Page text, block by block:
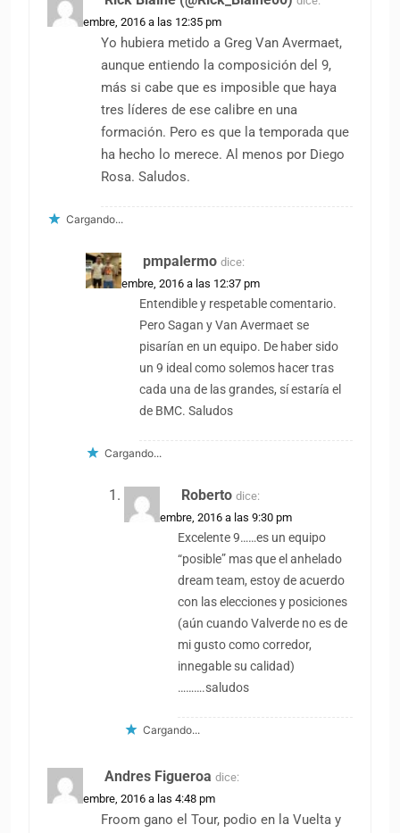
19 noviembre, 2016 a las 12:35 pm
Yo hubiera metido a Greg Van Avermaet,
aunque entiendo la composición del 9,
más si cabe que es imposible que haya
tres líderes de ese calibre en una
formación. Pero es que la temporada que
ha hecho lo merece. Al menos por Diego
Rosa. Saludos.
Cargando...
pmpalermo dice:
19 noviembre, 2016 a las 12:37 pm
Entendible y respetable comentario.
Pero Sagan y Van Avermaet se
pisarían en un equipo. De haber sido
un 9 ideal como solemos hacer tras
cada una de las grandes, sí estaría el
de BMC. Saludos
Cargando...
Roberto dice:
19 noviembre, 2016 a las 9:30 pm
Excelente 9……es un equipo
“posible” mas que el anhelado
dream team, estoy de acuerdo
con las elecciones y posiciones
(aún cuando Valverde no es de
mi gusto como corredor,
innegable su calidad)
……….saludos
Cargando...
Andres Figueroa dice:
19 noviembre, 2016 a las 4:48 pm
Froom gano el Tour, podio en la Vuelta y